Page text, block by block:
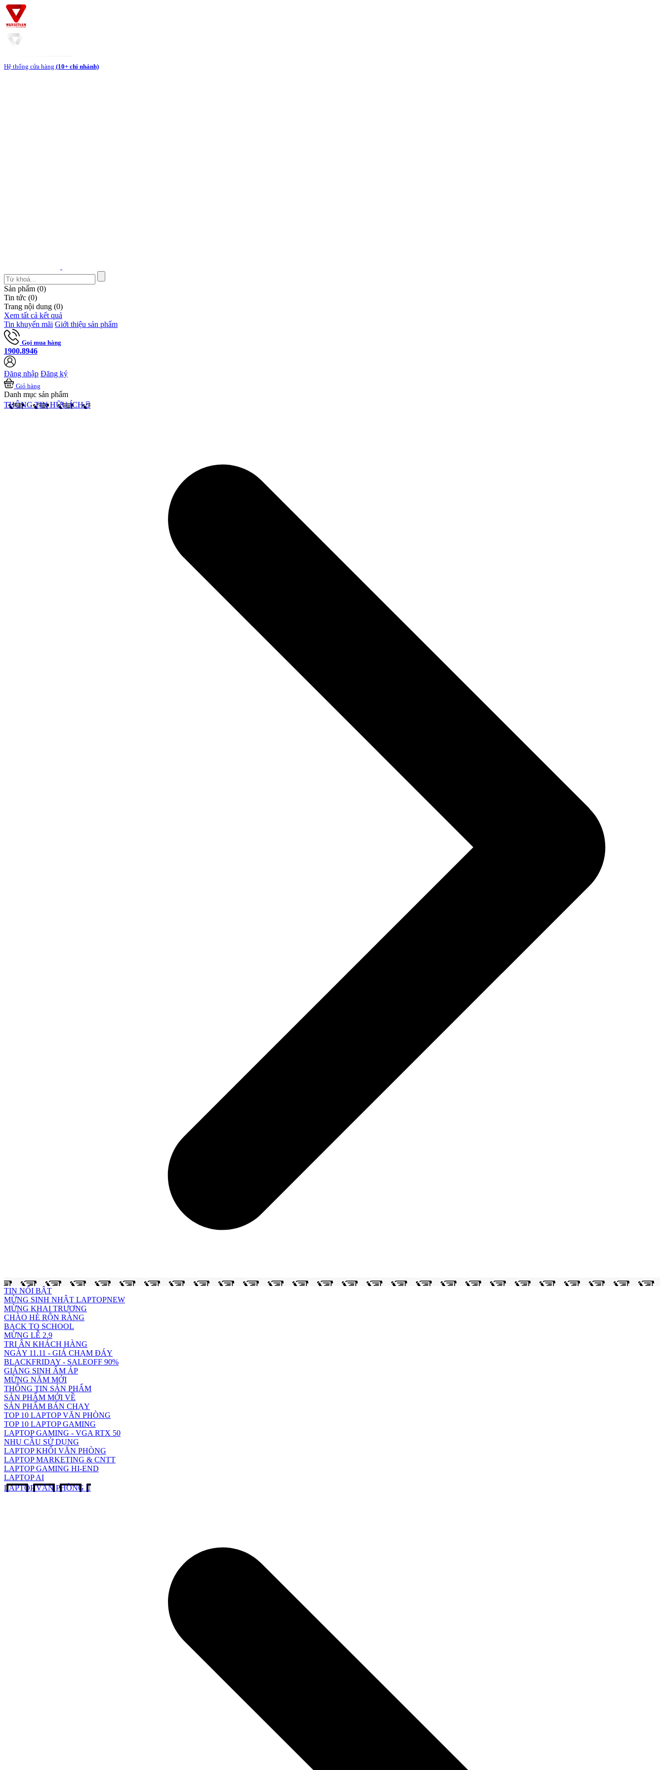
Hệ thống cửa hàng (10+ chi nhánh)
Sản phẩm (0)
Tin tức (0)
Trang nội dung (0)
Xem tất cả kết quả
Tin khuyến mãi Giới thiệu sản phẩm
Gọi mua hàng
1900.8946
Đăng nhập Đăng ký
Giỏ hàng
Danh mục sản phẩm
THÔNG TIN HỮU ÍCH
TIN NỔI BẬT
MỪNG SINH NHẬT LAPTOPNEW
MỪNG KHAI TRƯƠNG
CHÀO HÈ RỘN RÀNG
BACK TO SCHOOL
MỪNG LỄ 2.9
TRI ÂN KHÁCH HÀNG
NGÀY 11.11 - GIÁ CHẠM ĐÁY
BLACKFRIDAY - SALEOFF 90%
GIÁNG SINH ẤM ÁP
MỪNG NĂM MỚI
THÔNG TIN SẢN PHẨM
SẢN PHẨM MỚI VỀ
SẢN PHẨM BÁN CHẠY
TOP 10 LAPTOP VĂN PHÒNG
TOP 10 LAPTOP GAMING
LAPTOP GAMING - VGA RTX 50
NHU CẦU SỬ DỤNG
LAPTOP KHỐI VĂN PHÒNG
LAPTOP MARKETING & CNTT
LAPTOP GAMING HI-END
LAPTOP AI
LAPTOP VĂN PHÒNG